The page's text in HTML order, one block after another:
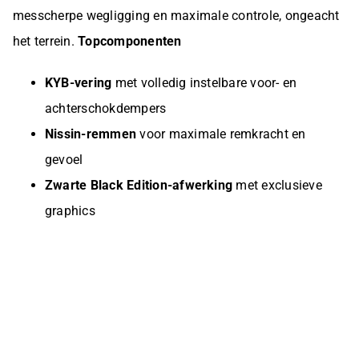
messcherpe wegligging en maximale controle, ongeacht
het terrein.Topcomponenten
KYB-vering met volledig instelbare voor- en
achterschokdempers
Nissin-remmen voor maximale remkracht en
gevoel
Zwarte Black Edition-afwerking met exclusieve
graphics